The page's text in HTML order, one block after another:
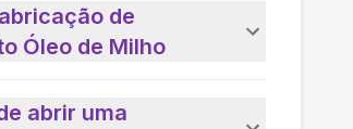
de
Óleo de Milho
abrir uma